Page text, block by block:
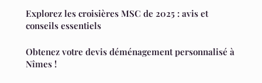
Explorez les croisières MSC de 2025 : avis et
conseils essentiels
Obtenez votre devis déménagement personnalisé à
Nîmes !